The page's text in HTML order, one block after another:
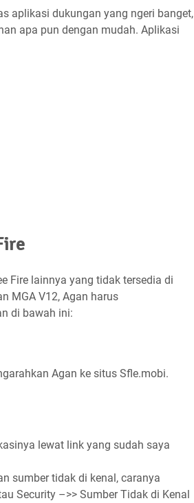
aplikasi dukungan yang ngeri banget,
apa pun dengan mudah. Aplikasi
Fire lainnya yang tidak tersedia di
MGA V12, Agan harus
di bawah ini:
Agan ke situs Sfle.mobi.
lewat link yang sudah saya
sumber tidak di kenal, caranya
Security –>> Sumber Tidak di Kenal